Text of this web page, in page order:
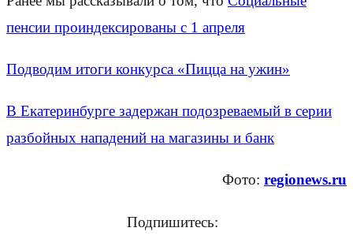
пенсии проиндексированы с 1 апреля
Подводим итоги конкурса «Пицца на ужин»
В Екатеринбурге задержан подозреваемый в серии
разбойных нападений на магазины и банк
Фото: regionews.ru
Подпишитесь: